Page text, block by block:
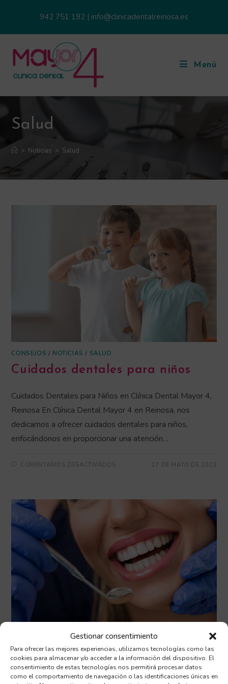
Gestionar consentimiento
Para ofrecer las mejores experiencias, utilizamos tecnologías como las
cookies para almacenar y/o acceder a la información del dispositivo. El
consentimiento de estas tecnologías nos permitirá procesar datos
como el comportamiento de navegación o las identificaciones únicas en
942 751 192 | info@clinicadentalreinosa.es
Menú
Salud
> Noticias > Salud
CONSEJOS / NOTICIAS / SALUD
Cuidados dentales para niños
Cuidados Dentales para Niños en Clínica Dental Mayor 4,
Reinosa En Clínica Dental Mayor 4 en Reinosa, nos
dedicamos a ofrecer cuidados dentales para niños,
enfocándonos en proporcionar una atención…
COMENTARIOS DESACTIVADOS 17 DE MAYO DE 2023
NOTICIAS/SALUD
Clínica dental Reinosa